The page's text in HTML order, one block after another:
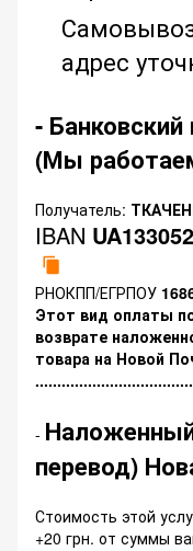
адрес
-
(Мы
Получатель:
IBAN
РНОКПП/ЕГРПОУ
Этот вид оплаты
возврате
товара на Новой
-
перевод)
Стоимость этой
+20 грн. от суммы